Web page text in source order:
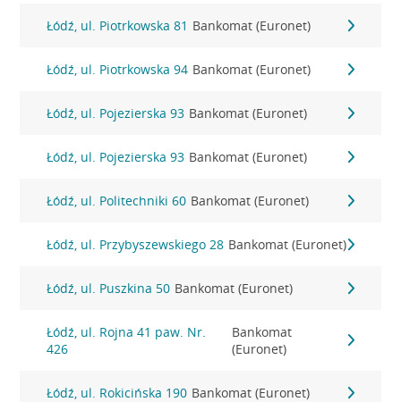
Łódź, ul. Piotrkowska 81 Bankomat (Euronet)
Łódź, ul. Piotrkowska 94 Bankomat (Euronet)
Łódź, ul. Pojezierska 93 Bankomat (Euronet)
Łódź, ul. Pojezierska 93 Bankomat (Euronet)
Łódź, ul. Politechniki 60 Bankomat (Euronet)
Łódź, ul. Przybyszewskiego 28 Bankomat (Euronet)
Łódź, ul. Puszkina 50 Bankomat (Euronet)
Łódź, ul. Rojna 41 paw. Nr.
426
Bankomat
(Euronet)
Łódź, ul. Rokicińska 190 Bankomat (Euronet)